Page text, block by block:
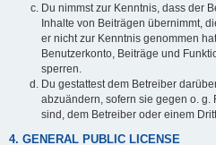
Du nimmst zur Kenntnis, dass der
Inhalte von Beiträgen übernimmt,
er nicht zur Kenntnis genommen
Benutzerkonto, Beiträge und
sperren.
Du gestattest dem Betreiber
abzuändern, sofern sie gegen o.
sind, dem Betreiber oder einem
4. GENERAL PUBLIC LICENSE